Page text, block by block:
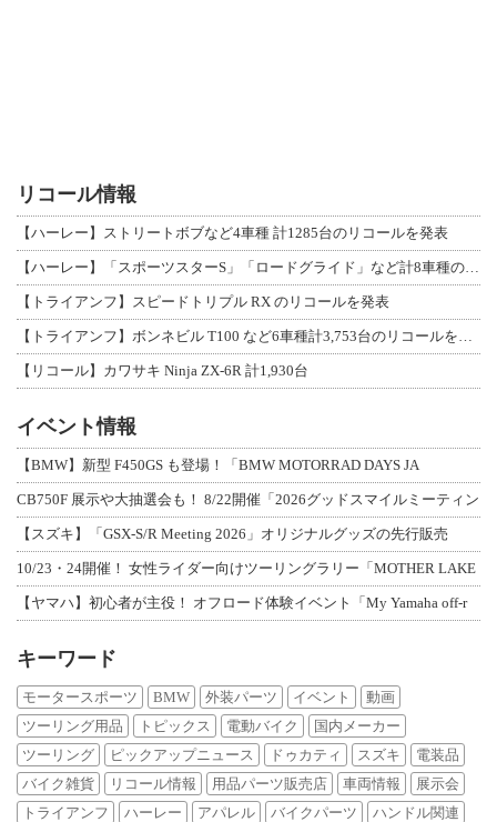
リコール情報
【ハーレー】ストリートボブなど4車種 計1285台のリコールを発表
【ハーレー】「スポーツスターS」「ロードグライド」など計8車種のリコールを発表
【トライアンフ】スピードトリプル RX のリコールを発表
【トライアンフ】ボンネビル T100 など6車種計3,753台のリコールを発表
【リコール】カワサキ Ninja ZX-6R 計1,930台
イベント情報
【BMW】新型 F450GS も登場！「BMW MOTORRAD DAYS JA
CB750F 展示や大抽選会も！ 8/22開催「2026グッドスマイルミーティン
【スズキ】「GSX-S/R Meeting 2026」オリジナルグッズの先行販売
10/23・24開催！ 女性ライダー向けツーリングラリー「MOTHER LAKE
【ヤマハ】初心者が主役！ オフロード体験イベント「My Yamaha off-r
キーワード
モータースポーツ BMW 外装パーツ イベント
動画
ツーリング用品
トピックス 電動バイク
国内メーカー
ツーリング
ピックアップニュース ドゥカティ スズキ
電装品
バイク雑貨
リコール情報 用品パーツ販売店 車両情報
展示会
トライアンフ
ハーレー アパレル バイクパーツ ハンドル関連